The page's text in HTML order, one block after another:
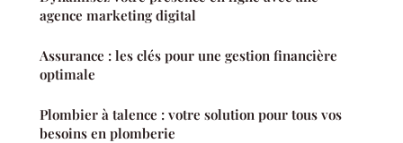
agence marketing digital
Assurance : les clés pour une gestion financière
optimale
Plombier à talence : votre solution pour tous vos
besoins en plomberie